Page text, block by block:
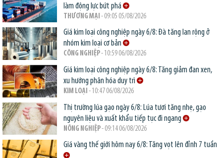
làm động lực bứt phá
THƯƠNG MẠI - 09:05 05/08/2026
Giá kim loại công nghiệp ngày 6/8: Đà tăng lan rộng ở
nhóm kim loại cơ bản
CÔNG NGHIỆP- 10:59 06/08/2026
Giá kim loại công nghiệp ngày 6/8: Tăng giảm đan xen,
xu hướng phân hóa duy trì
KIM LOẠI - 10:47 06/08/2026
Thị trường lúa gạo ngày 6/8: Lúa tươi tăng nhẹ, gạo
nguyên liệu và xuất khẩu tiếp tục đi ngang
NÔNG NGHIỆP- 09:14 06/08/2026
Giá vàng thế giới hôm nay 6/8: Tăng vọt lên đỉnh 7 tuần